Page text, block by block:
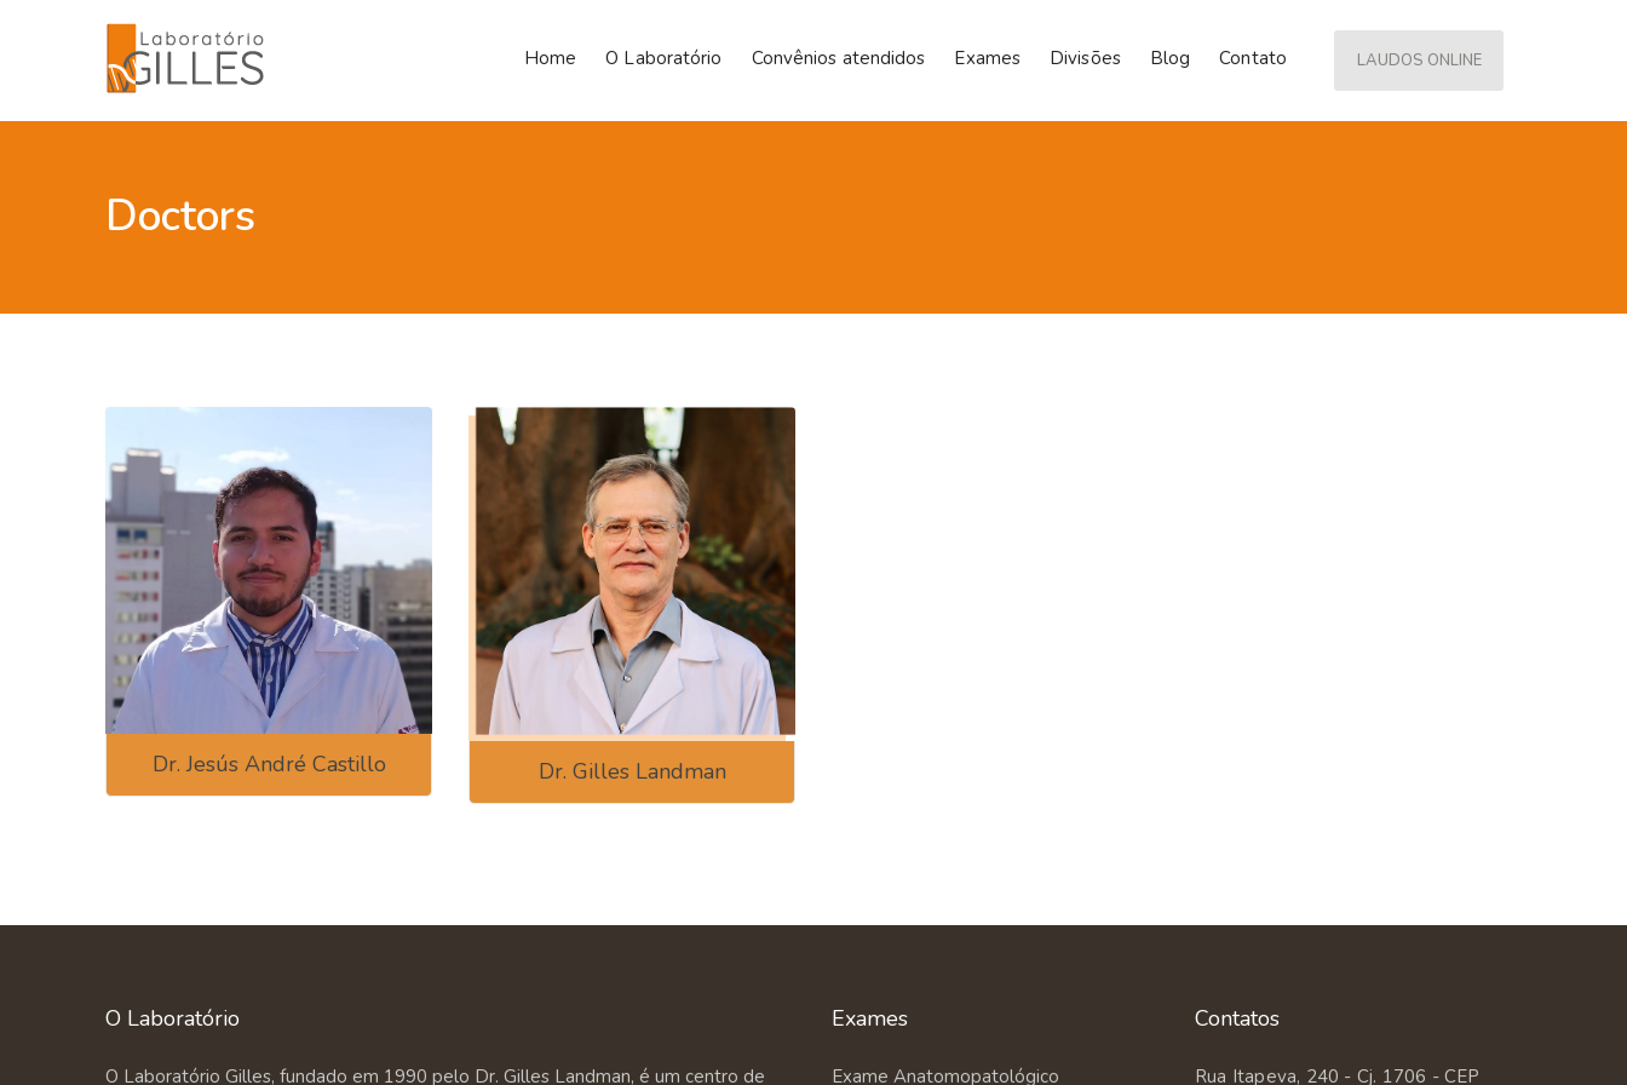
Home O Laboratório Convênios atendidos Exames Divisões Blog Contato LAUDOS ONLINE
Doctors
Dr. Jesús André Castillo Dr. Gilles Landman
O Laboratório
O Laboratório Gilles, fundado em 1990 pelo Dr. Gilles Landman, é um centro de
Exames
Exame Anatomopatológico
Contatos
Rua Itapeva, 240 - Cj. 1706 - CEP